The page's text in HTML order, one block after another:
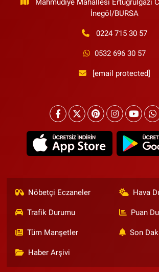
İnegöl/BURSA
0224 715 30 57
0532 696 30 57
[email protected]
Nöbetçi Eczaneler Hava
Trafik Durumu Puan
Tüm Manşetler Son
Haber Arşivi